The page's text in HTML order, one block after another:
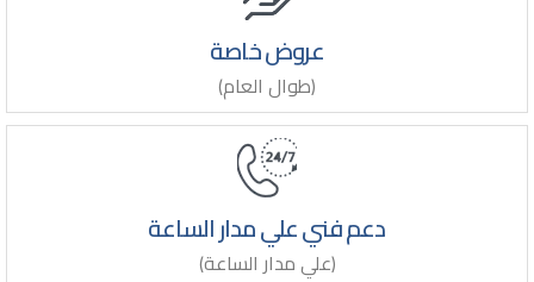
عروض خاصة
(طوال العام)
دعم فني علي مدار الساعة
(علي مدار الساعة)